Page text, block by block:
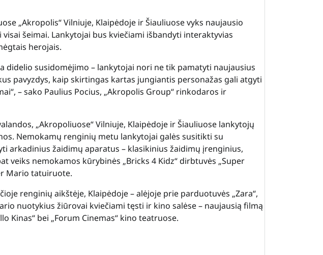
„Akropolis“ Vilniuje, Klaipėdoje ir Šiauliuose vyks naujausio
šeimai. Lankytojai bus kviečiami išbandyti interaktyvias
herojais.
didelio susidomėjimo – lankytojai nori ne tik pamatyti naujausius
pavyzdys, kaip skirtingas kartas jungiantis personažas gali atgyti
– sako Paulius Pocius, „Akropolis Group“ rinkodaros ir
„Akropoliuose“ Vilniuje, Klaipėdoje ir Šiauliuose lankytojų
Nemokamų renginių metu lankytojai galės susitikti su
arkadinius žaidimų aparatus – klasikinius žaidimų įrenginius,
veiks nemokamos kūrybinės „Bricks 4 Kidz“ dirbtuvės „Super
Mario tatuiruote.
renginių aikštėje, Klaipėdoje – alėjoje prie parduotuvės „Zara“,
nuotykius žiūrovai kviečiami tęsti ir kino salėse – naujausią filmą
Kinas“ bei „Forum Cinemas“ kino teatruose.